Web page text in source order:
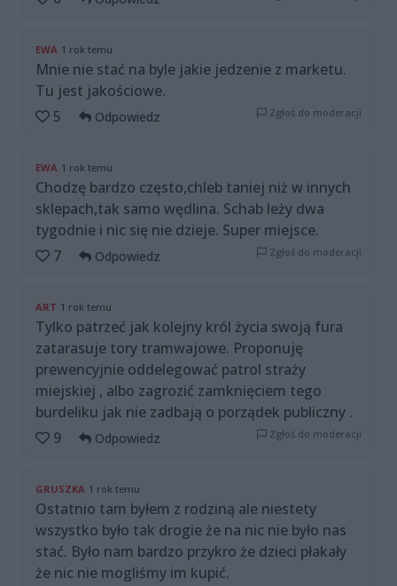
EWA 1 rok temu
Mnie nie stać na byle jakie jedzenie z marketu.
Tu jest jakościowe.
5
Odpowiedz Zgłoś do moderacji
EWA 1 rok temu
Chodzę bardzo często,chleb taniej niż w innych
sklepach,tak samo wędlina. Schab leży dwa
tygodnie i nic się nie dzieje. Super miejsce.
7
Odpowiedz Zgłoś do moderacji
ART 1 rok temu
Tylko patrzeć jak kolejny król życia swoją fura
zatarasuje tory tramwajowe. Proponuję
prewencyjnie oddelegować patrol straży
miejskiej , albo zagrozić zamknięciem tego
burdeliku jak nie zadbają o porządek publiczny .
9
Odpowiedz Zgłoś do moderacji
GRUSZKA 1 rok temu
Ostatnio tam byłem z rodziną ale niestety
wszystko było tak drogie że na nic nie było nas
stać. Było nam bardzo przykro że dzieci płakały
że nic nie mogliśmy im kupić.